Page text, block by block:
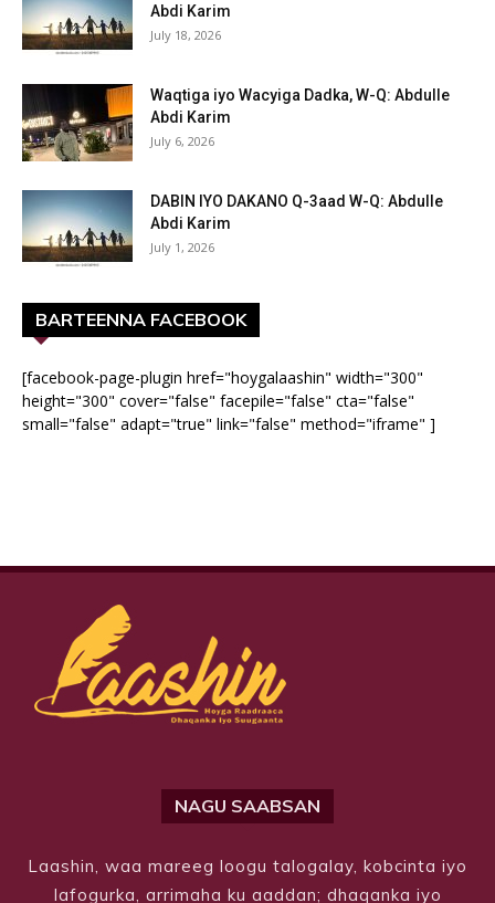
Abdi Karim
July 18, 2026
Waqtiga iyo Wacyiga Dadka, W-Q: Abdulle
Abdi Karim
July 6, 2026
DABIN IYO DAKANO Q-3aad W-Q: Abdulle
Abdi Karim
July 1, 2026
BARTEENNA FACEBOOK
[facebook-page-plugin href="hoygalaashin" width="300"
height="300" cover="false" facepile="false" cta="false"
small="false" adapt="true" link="false" method="iframe" ]
NAGU SAABSAN
Laashin, waa mareeg loogu talogalay, kobcinta iyo
lafogurka, arrimaha ku aaddan; dhaqanka iyo